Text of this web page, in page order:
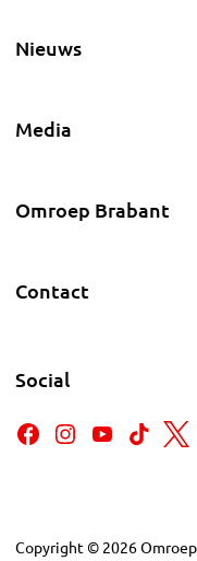
Nieuws
Media
Omroep Brabant
Contact
Social
Copyright © 2026